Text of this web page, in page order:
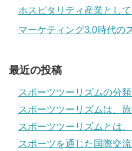
ホスピタリティ産業とし
マーケティング3.0時代の
最近の投稿
スポーツツーリズムの分
スポーツツーリズムは、
スポーツツーリズムとは
スポーツを通じた国際交